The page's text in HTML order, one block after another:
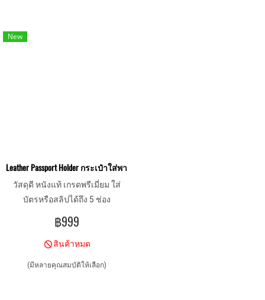
New
Leather Passport Holder กระเป๋าใส่พาสปอร์ต หนังแท้
วัสดุดี หนังแท้ เกรดพรีเมี่ยม ใส่
บัตรหรือสลิปได้ถึง 5 ช่อง
฿999
สินค้าหมด
(มีหลายคุณสมบัติให้เลือก)